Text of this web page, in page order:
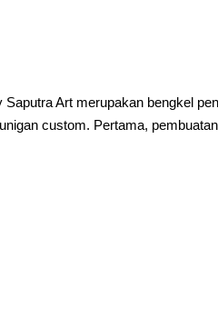
Art merupakan bengkel
custom. Pertama,